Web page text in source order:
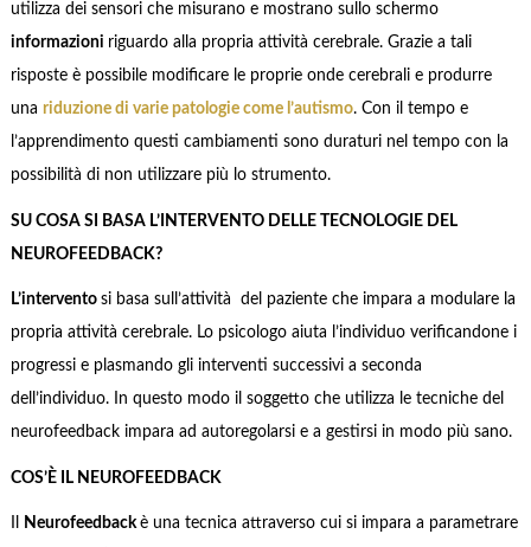
utilizza dei sensori che misurano e mostrano sullo schermo
informazioni riguardo alla propria attività cerebrale. Grazie a tali
risposte è possibile modificare le proprie onde cerebrali e produrre
una riduzione di varie patologie come l’autismo. Con il tempo e
l’apprendimento questi cambiamenti sono duraturi nel tempo con la
possibilità di non utilizzare più lo strumento.
SU COSA SI BASA L’INTERVENTO DELLE TECNOLOGIE DEL
NEUROFEEDBACK?
L’intervento si basa sull’attività del paziente che impara a modulare la
propria attività cerebrale. Lo psicologo aiuta l’individuo verificandone i
progressi e plasmando gli interventi successivi a seconda
dell’individuo. In questo modo il soggetto che utilizza le tecniche del
neurofeedback impara ad autoregolarsi e a gestirsi in modo più sano.
COS’È IL NEUROFEEDBACK
Neurofeedbackè una tecnica attraverso cui si impara a parametrare